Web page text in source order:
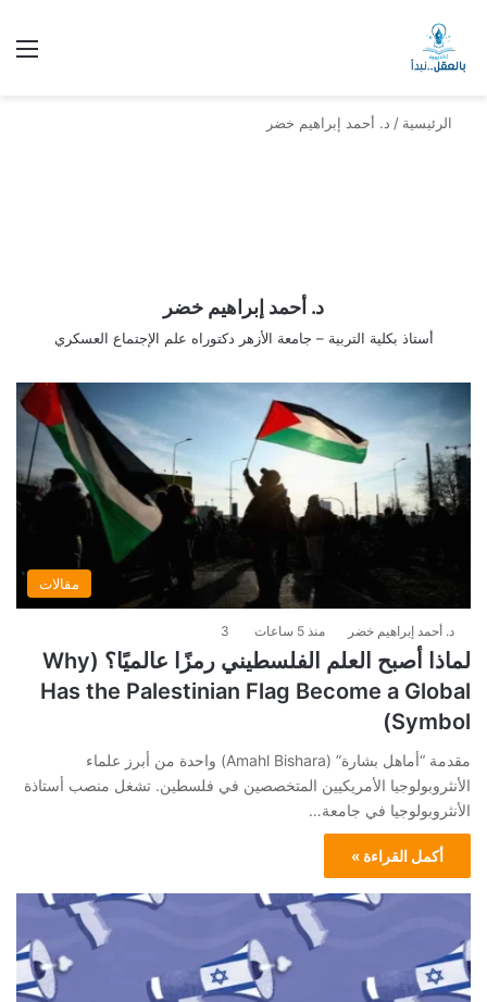
الرئيسية / د. أحمد إبراهيم خضر
د. أحمد إبراهيم خضر
أستاذ بكلية التربية – جامعة الأزهر دكتوراه علم الإجتماع العسكري
مقالات
د. أحمد إبراهيم خضر منذ 5 ساعات 3
لماذا أصبح العلم الفلسطيني رمزًا عالميًا؟ (Why
Has the Palestinian Flag Become a Global
Symbol)
مقدمة “أماهل بشارة” (Amahl Bishara) واحدة من أبرز علماء
الأنثروبولوجيا الأمريكيين المتخصصين في فلسطين. تشغل منصب أستاذة
الأنثروبولوجيا في جامعة…
أكمل القراءة »